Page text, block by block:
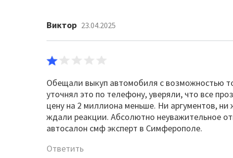
Виктор 23.04.2025
Обещали выкуп автомобиля с возможностью
уточнял это по телефону, уверяли, что все
цену на 2 миллиона меньше. Ни аргументов,
ждали реакции. Абсолютно неуважительное
автосалон смф эксперт в Симферополе.
Ответить